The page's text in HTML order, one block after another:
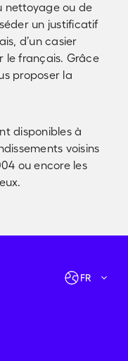
nettoyage ou de
un justificatif
d’un casier
le français. Grâce
proposer la
disponibles à
voisins
ou encore les
FR